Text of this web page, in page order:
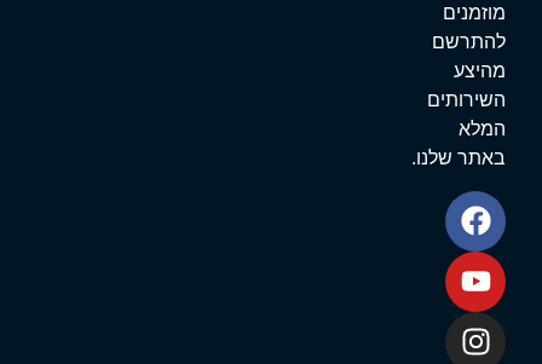
שלנו.